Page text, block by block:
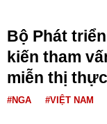
Bộ Phát
kiến tham
miễn thị
#NGA #VIỆT NAM